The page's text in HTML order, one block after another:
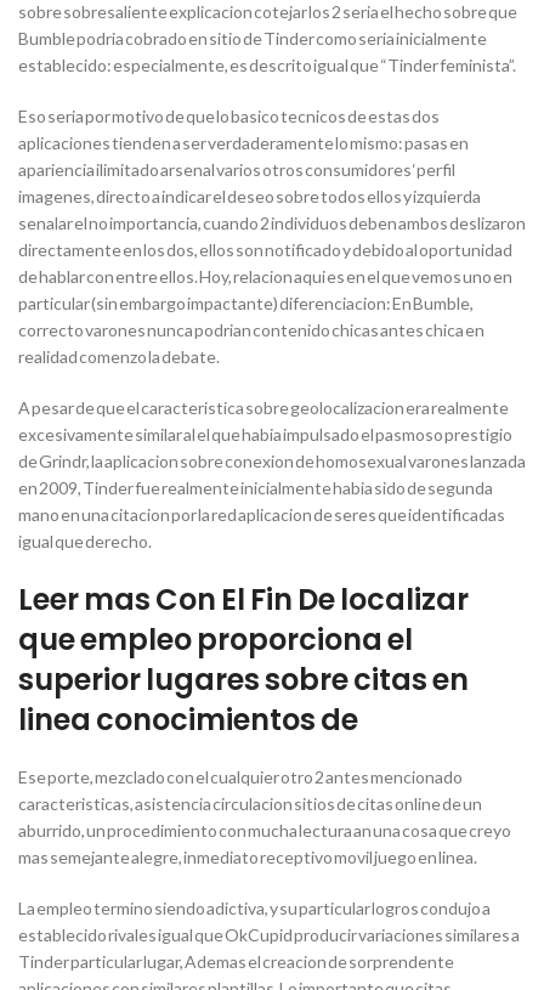
sobre sobresaliente explicacion cotejar los 2 seri­a el hecho sobre que
Bumble podria cobrado en sitio de Tinder como seri­a inicialmente
establecido: especialmente, es descrito igual que “Tinder feminista”.
Eso seri­a por motivo de que lo basico tecnicos de estas dos
aplicaciones tienden a ser verdaderamente lo mismo: pasas en
apariencia ilimitado arsenal varios otros consumidores ‘perfil
imagenes, directo a indicar el deseo sobre todos ellos y izquierda
senalar el no importancia, cuando 2 individuos deben ambos deslizaron
directamente en los dos, ellos son notificado y debido al oportunidad
de hablar con entre ellos. Hoy, relacion aqui es en el que vemos uno en
particular (sin embargo impactante) diferenciacion: En Bumble,
correcto varones nunca podri­an contenido chicas antes chica en
realidad comenzo la debate.
A pesar de que el caracteristica sobre geolocalizacion era realmente
excesivamente similar al el que habia impulsado el pasmoso prestigio
de Grindr, la aplicacion sobre conexion de homosexual varones lanzada
en 2009, Tinder fue realmente inicialmente habia sido de segunda
mano en una citacion por la red aplicacion de seres que identificadas
igual que derecho.
Leer mas Con El Fin De localizar
que empleo proporciona el
superior lugares sobre citas en
linea conocimientos de
Ese porte, mezclado con el cualquier otro 2 antes mencionado
caracteristicas, asistencia circulacion sitios de citas online de un
aburrido, un procedimiento con mucha lectura an una cosa que creyo
mas semejante alegre, inmediato receptivo movil juego en linea.
La empleo termino siendo adictiva, y su particular logros condujo a
establecido rivales igual que OkCupid producir variaciones similares a
Tinder particular lugar, Ademas el creacion de sorprendente